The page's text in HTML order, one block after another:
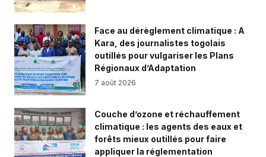
Face au dérèglement climatique : A
Kara, des journalistes togolais
outillés pour vulgariser les Plans
Régionaux d’Adaptation
7 août 2026
Couche d’ozone et réchauffement
climatique : les agents des eaux et
forêts mieux outillés pour faire
appliquer la réglementation